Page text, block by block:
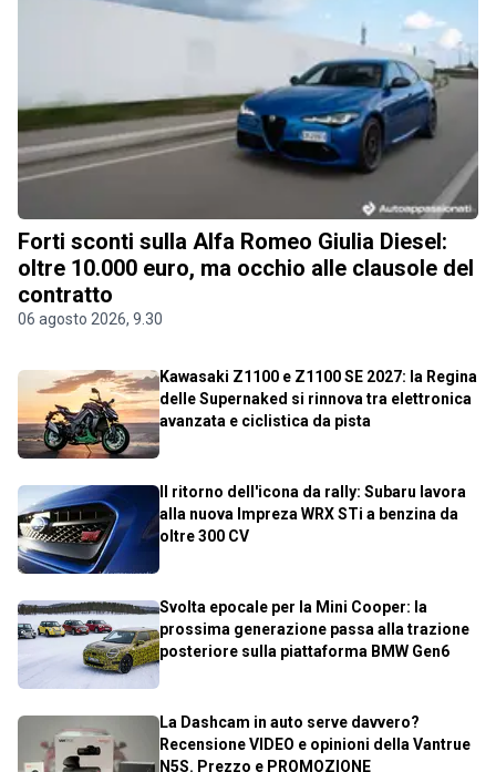
Forti sconti sulla Alfa Romeo Giulia Diesel:
oltre 10.000 euro, ma occhio alle clausole del
contratto
06 agosto 2026, 9.30
Kawasaki Z1100 e Z1100 SE 2027: la Regina
delle Supernaked si rinnova tra elettronica
avanzata e ciclistica da pista
Il ritorno dell'icona da rally: Subaru lavora
alla nuova Impreza WRX STi a benzina da
oltre 300 CV
Svolta epocale per la Mini Cooper: la
prossima generazione passa alla trazione
posteriore sulla piattaforma BMW Gen6
La Dashcam in auto serve davvero?
Recensione VIDEO e opinioni della Vantrue
N5S. Prezzo e PROMOZIONE